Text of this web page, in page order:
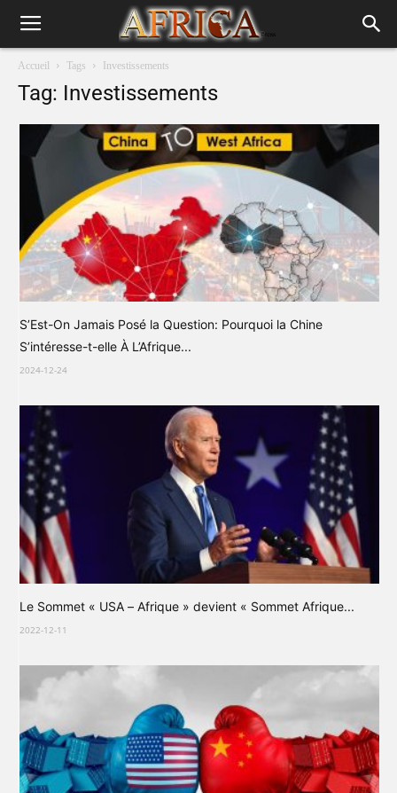
Accueil Tags Investissements
Tag: Investissements
S’Est-On Jamais Posé la Question: Pourquoi la Chine
S’intéresse-t-elle À L’Afrique...
2024-12-24
Le Sommet « USA – Afrique » devient « Sommet Afrique...
2022-12-11